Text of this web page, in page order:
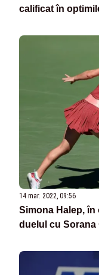
calificat în
14 mar. 2022, 09:56
Simona Halep, în
duelul cu Sorana